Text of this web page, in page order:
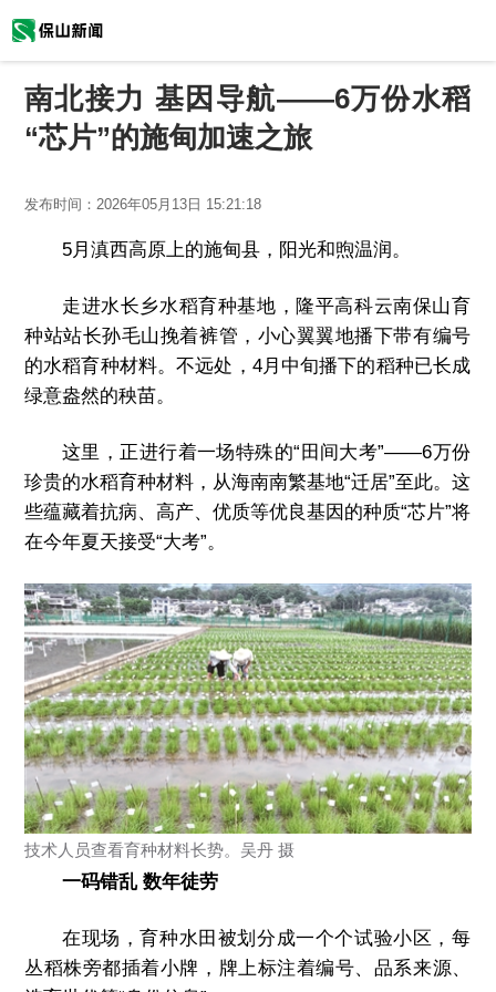
南北接力 基因导航——6万份水稻
“芯片”的施甸加速之旅
发布时间： 2026年05月13日 15:21:18
5月滇西高原上的施甸县，阳光和煦温润。
走进水长乡水稻育种基地，隆平高科云南保山育
种站站长孙毛山挽着裤管，小心翼翼地播下带有编号
的水稻育种材料。不远处，4月中旬播下的稻种已长成
绿意盎然的秧苗。
这里，正进行着一场特殊的“田间大考”——6万份
珍贵的水稻育种材料，从海南南繁基地“迁居”至此。这
些蕴藏着抗病、高产、优质等优良基因的种质“芯片”将
在今年夏天接受“大考”。
技术人员查看育种材料长势。吴丹 摄
一码错乱 数年徒劳
在现场，育种水田被划分成一个个试验小区，每
丛稻株旁都插着小牌，牌上标注着编号、品系来源、